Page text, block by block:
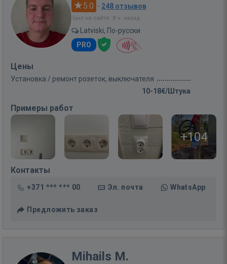
5.0 · 248 отзывов
Был на сайте: 8 ч. назад
Latviski, По-русски
PRO
Цены
Установка / ремонт розеток, выключателя
10-18€/Штука
Примеры работ
+104
Контакты
+371 *** *** 00 Эл. почта WhatsApp
Предложить заказ
Mihails M.